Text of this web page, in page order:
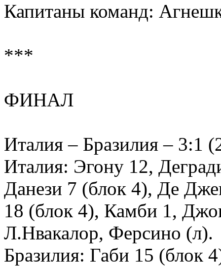
Капитаны команд:
***
ФИНАЛ
Италия – Бразилия – 3:1
Италия: Эгону 12,
Данези 7 (блок 4), Де
18 (блок 4), Камби 1,
Л.Нвакалор, Ферсино (л).
Бразилия: Габи 15 (блок